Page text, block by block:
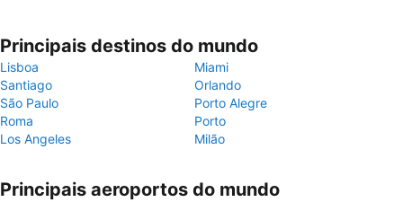
Principais destinos do mundo
Lisboa
Miami
Santiago
Orlando
São Paulo
Porto Alegre
Roma
Porto
Los Angeles
Milão
Principais aeroportos do mundo